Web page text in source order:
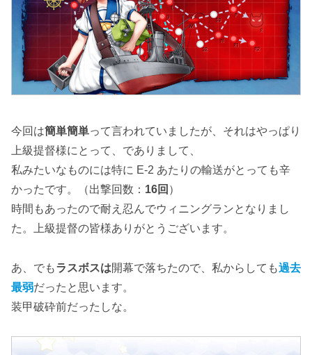
今回は簡単簡単って言われていましたが、それはやっぱり
上級提督様にとって、でありまして、
私みたいなものには特に E-2 あたりの輸送がとっても辛
かったです。（出撃回数： 16回 ）
時間もあったので耐え忍んでウィニングランとなりまし
た。上級提督の皆様ありがとうございます。
あ、でもラスボスは開幕で落ちたので、私からしても過去
最弱だったと思います。
装甲破砕前だったしな。